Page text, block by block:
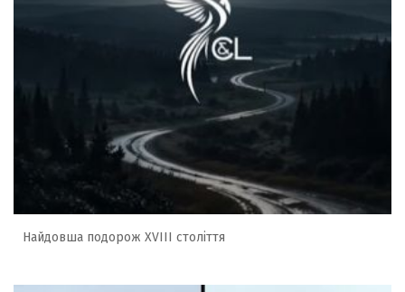
Найдовша подорож XVIII століття